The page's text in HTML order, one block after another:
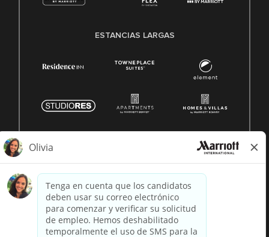
ESTANCIAS LARGAS